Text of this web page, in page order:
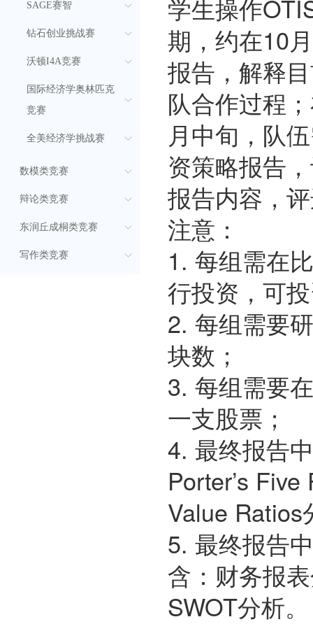
SAGE赛智
钻石创业挑战赛
沃顿I4A竞赛
国际经济学奥林匹克
竞赛
全美经济学挑战赛
数模类竞赛
辩论类竞赛
东润丘成桐类竞赛
写作类竞赛
学生操作
期，约在10
报告，解释
队合作过程
月中旬，队
资策略报告
报告内容，
注意：
1. 每组需在
行投资，可
2. 每组需要
块数；
3. 每组需要
一支股票；
4. 最终报告
Porter’s
Value Ratios
5. 最终报告
含：财务报
SWOT分析。